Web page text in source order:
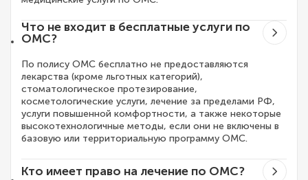
Что не входит в бесплатные услуги по
ОМС?
По полису ОМС бесплатно не предоставляются
лекарства (кроме льготных категорий),
стоматологическое протезирование,
косметологические услуги, лечение за пределами РФ,
услуги повышенной комфортности, а также некоторые
высокотехнологичные методы, если они не включены в
базовую или территориальную программу ОМС.
Кто имеет право на лечение по ОМС?